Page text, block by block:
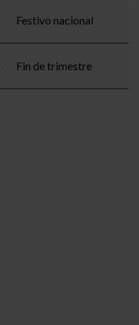
Festivo nacional
Fin de trimestre